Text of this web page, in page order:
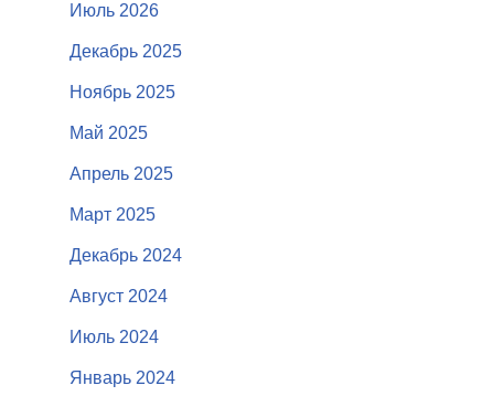
Июль 2026
Декабрь 2025
Ноябрь 2025
Май 2025
Апрель 2025
Март 2025
Декабрь 2024
Август 2024
Июль 2024
Январь 2024